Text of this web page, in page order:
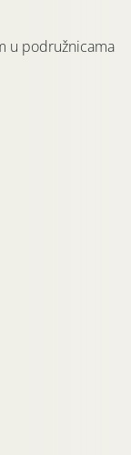
u podružnicama